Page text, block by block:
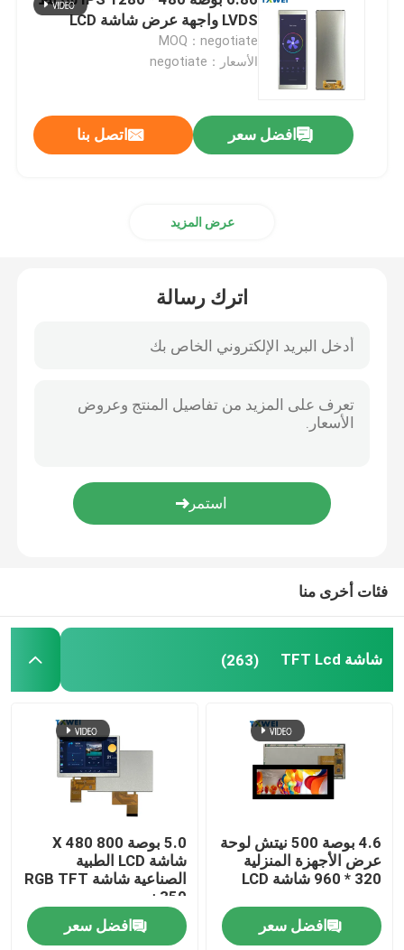
لوحة تعمل باللمس بالسعة
LVDS واجهة عرض شاشة LCD
MOQ：negotiate
الأسعار：negotiate
افضل سعر اتصل بنا
عرض المزيد
اترك رسالة
فئات أخرى منا
شاشة TFT Lcd (263)
4.6 بوصة 500 نيتش لوحة
عرض الأجهزة المنزلية
320 * 960 شاشة LCD
افضل سعر
5.0 بوصة 800 X 480
شاشة LCD الطبية
الصناعية شاشة RGB TFT
350 نيت
افضل سعر